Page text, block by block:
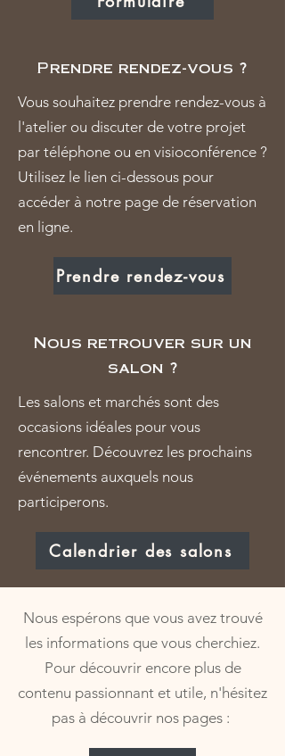
Prendre rendez-vous ?
Vous souhaitez prendre rendez-vous à
l'atelier ou discuter de votre projet
par téléphone ou en visioconférence ?
Utilisez le lien ci-dessous pour
accéder à notre page de réservation
en ligne.
Prendre rendez-vous
Nous retrouver sur un
salon ?
Les salons et marchés sont des
occasions idéales pour vous
rencontrer. Découvrez les prochains
événements auxquels nous
participerons.
Calendrier des salons
Nous espérons que vous avez trouvé
les informations que vous cherchiez.
Pour découvrir encore plus de
contenu passionnant et utile, n'hésitez
pas à découvrir nos pages :